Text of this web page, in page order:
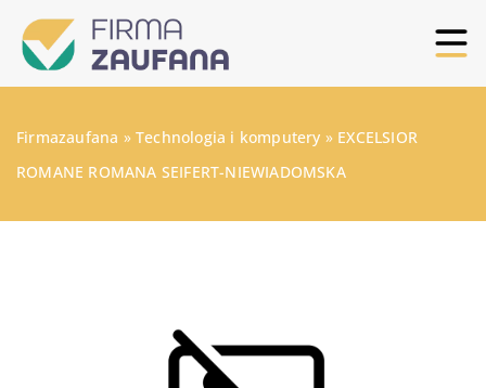
Firmazaufana »Technologia i komputery » EXCELSIOR
ROMANE ROMANA SEIFERT-NIEWIADOMSKA